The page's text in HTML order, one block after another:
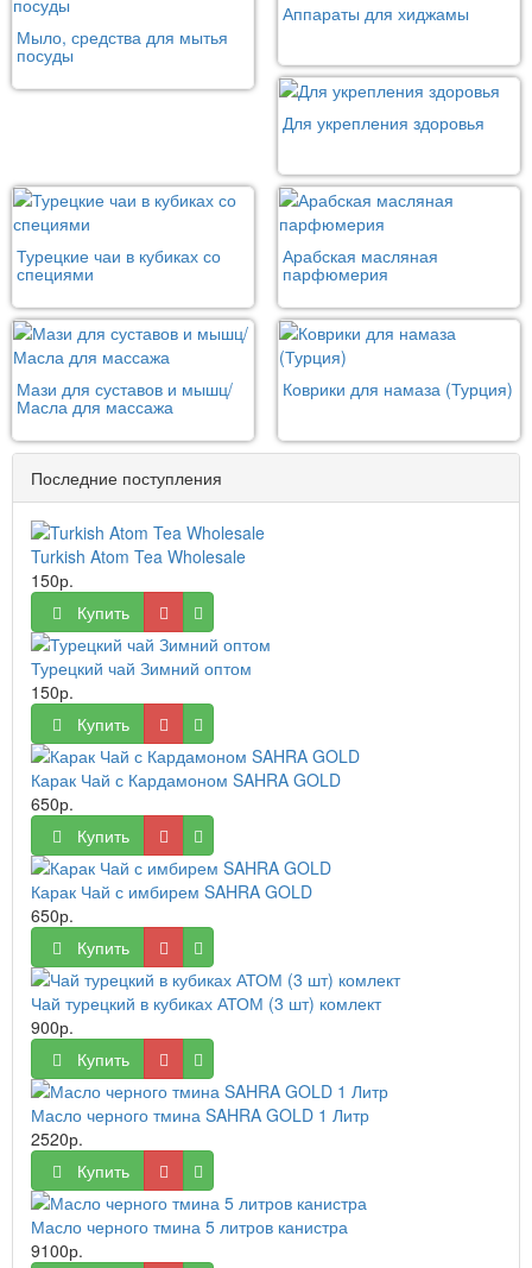
Мыло, средства для мытья
посуды
Аппараты для хиджамы
Для укрепления здоровья
Турецкие чаи в кубиках со
специями
Арабская масляная
парфюмерия
Мази для суставов и мышц/
Масла для массажа
Коврики для намаза (Турция)
Последние поступления
Turkish Atom Tea Wholesale
150р.
Купить
Турецкий чай Зимний оптом
150р.
Купить
Карак Чай с Кардамоном SAHRA GOLD
650р.
Купить
Карак Чай с имбирем SAHRA GOLD
650р.
Купить
Чай турецкий в кубиках АТОМ (3 шт) комлект
900р.
Купить
Масло черного тмина SAHRA GOLD 1 Литр
2520р.
Купить
Масло черного тмина 5 литров канистра
9100р.